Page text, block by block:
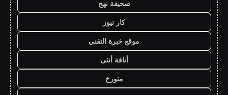
صحيفة نهج
كار نيوز
موقع خبرة التقني
أناقة أنثى
متورخ